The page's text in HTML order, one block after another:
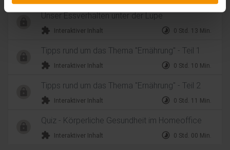
Unser Essverhalten unter der Lupe
extension Interaktiver Inhalt timelapse 0 Std. 13 Min.
Tipps rund um das Thema "Ernährung" - Teil 1
extension Interaktiver Inhalt timelapse 0 Std. 10 Min.
Tipps rund um das Thema "Ernährung" - Teil 2
extension Interaktiver Inhalt timelapse 0 Std. 11 Min.
Quiz - Körperliche Gesundheit im Homeoffice
extension Interaktiver Inhalt timelapse 0 Std. 00 Min.